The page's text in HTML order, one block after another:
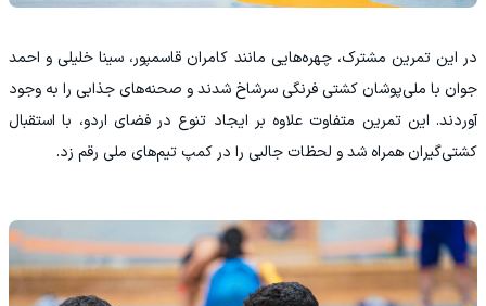
در این تمرین مشترک، چهره‌هایی مانند کامران قاسمپور، سینا خلیلی و احمد
جوان با ملی‌پوشان کشتی فرنگی سرشاخ شدند و صحنه‌های جذابی را به وجود
آوردند. این تمرین متفاوت علاوه بر ایجاد تنوع در فضای اردو، با استقبال
کشتی‌گیران همراه شد و لحظات جالبی را در کمپ تیم‌های ملی رقم زد.